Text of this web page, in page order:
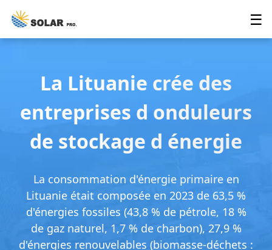
☰
La Lituanie crée des
entreprises d onduleurs
de stockage d énergie
La consommation d'énergie primaire en
Lituanie était composée en 2023 de 63,5 %
d'énergies fossiles (43,8 % de pétrole, 18 %
de gaz naturel, 1,7 % de charbon), 27,9 %
d'énergies renouvelables (biomasse-déchets :